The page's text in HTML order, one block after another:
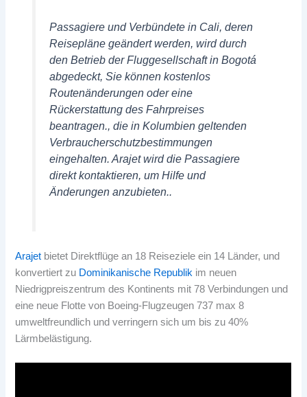
Passagiere und Verbündete in Cali, deren
Reisepläne geändert werden, wird durch
den Betrieb der Fluggesellschaft in Bogotá
abgedeckt, Sie können kostenlos
Routenänderungen oder eine
Rückerstattung des Fahrpreises
beantragen., die in Kolumbien geltenden
Verbraucherschutzbestimmungen
eingehalten. Arajet wird die Passagiere
direkt kontaktieren, um Hilfe und
Änderungen anzubieten..
Arajet bietet Direktflüge an 18 Reiseziele ein 14 Länder, und
konvertiert zu Dominikanische Republik im neuen
Niedrigpreiszentrum des Kontinents mit 78 Verbindungen und
eine neue Flotte von Boeing-Flugzeugen 737 max 8
umweltfreundlich und verringern sich um bis zu 40%
Lärmbelästigung.